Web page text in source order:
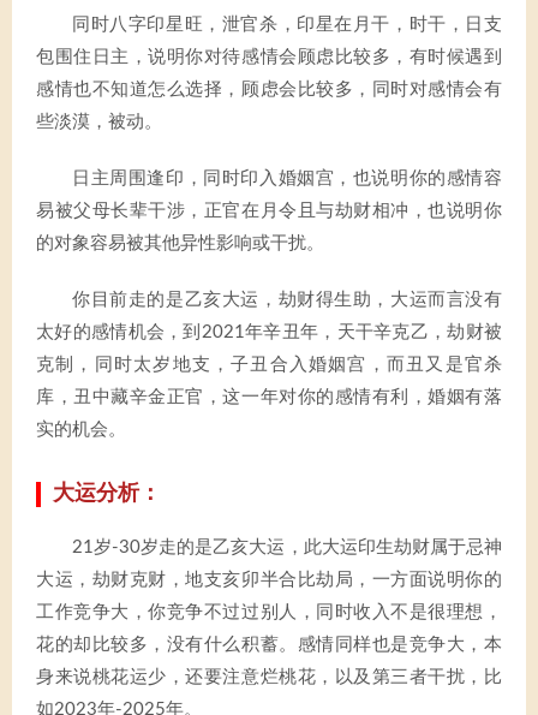
同时八字印星旺，泄官杀，印星在月干，时干，日支
包围住日主，说明你对待感情会顾虑比较多，有时候遇到
感情也不知道怎么选择，顾虑会比较多，同时对感情会有
些淡漠，被动。
日主周围逢印，同时印入婚姻宫，也说明你的感情容
易被父母长辈干涉，正官在月令且与劫财相冲，也说明你
的对象容易被其他异性影响或干扰。
你目前走的是乙亥大运，劫财得生助，大运而言没有
太好的感情机会，到2021年辛丑年，天干辛克乙，劫财被
克制，同时太岁地支，子丑合入婚姻宫，而丑又是官杀
库，丑中藏辛金正官，这一年对你的感情有利，婚姻有落
实的机会。
大运分析：
21岁-30岁走的是乙亥大运，此大运印生劫财属于忌神
大运，劫财克财，地支亥卯半合比劫局，一方面说明你的
工作竞争大，你竞争不过过别人，同时收入不是很理想，
花的却比较多，没有什么积蓄。感情同样也是竞争大，本
身来说桃花运少，还要注意烂桃花，以及第三者干扰，比
如2023年-2025年。